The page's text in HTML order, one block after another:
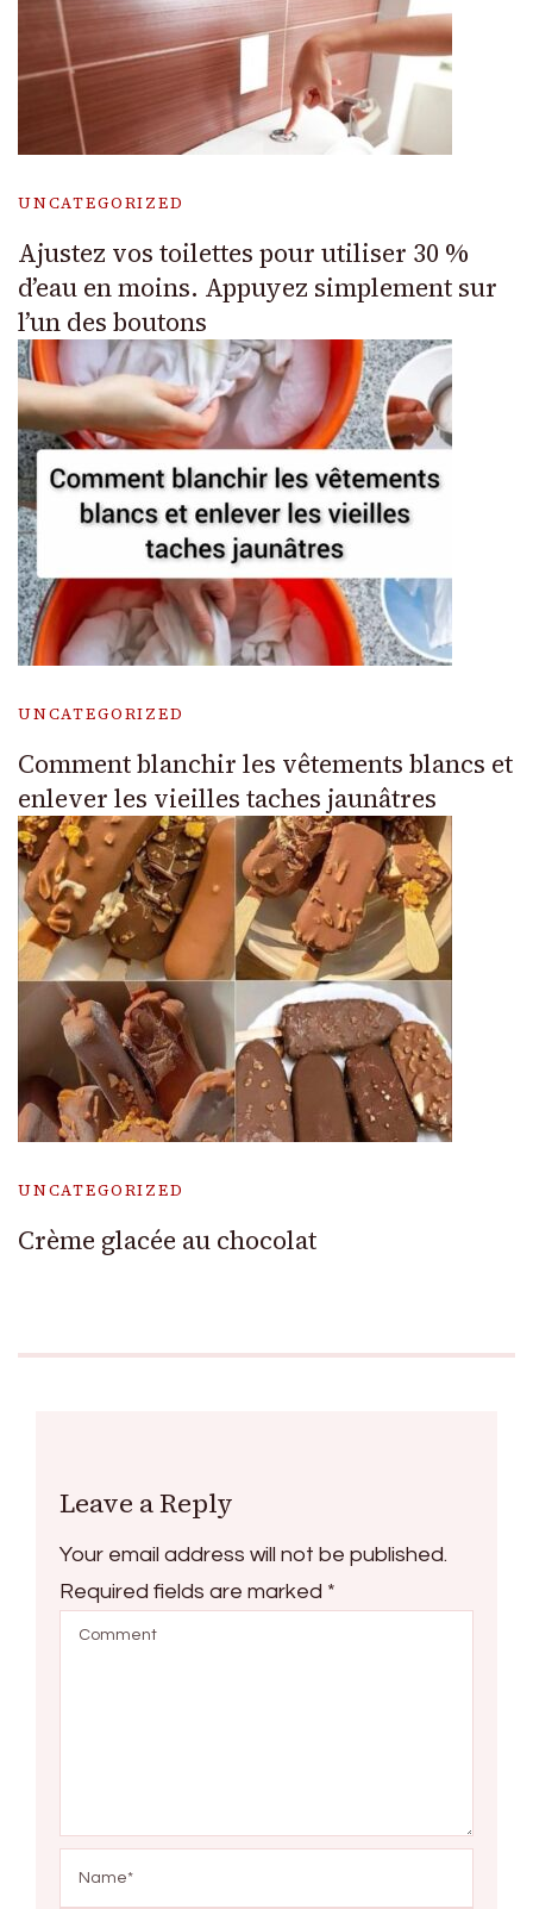
UNCATEGORIZED
Ajustez vos toilettes pour utiliser 30 %
d’eau en moins. Appuyez simplement sur
l’un des boutons
UNCATEGORIZED
Comment blanchir les vêtements blancs et
enlever les vieilles taches jaunâtres
UNCATEGORIZED
Crème glacée au chocolat
Leave a Reply
Your email address will not be published.
Required fields are marked *